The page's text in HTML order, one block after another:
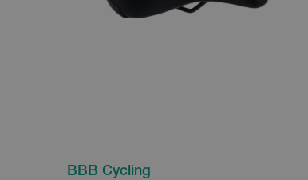
BBB Cycling